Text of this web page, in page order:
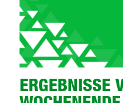
ERGEBNISSE